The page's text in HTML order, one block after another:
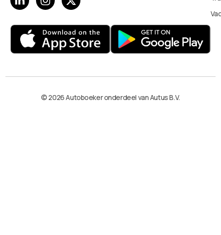
© 2026 Autoboeker onderdeel van Autus B.V.